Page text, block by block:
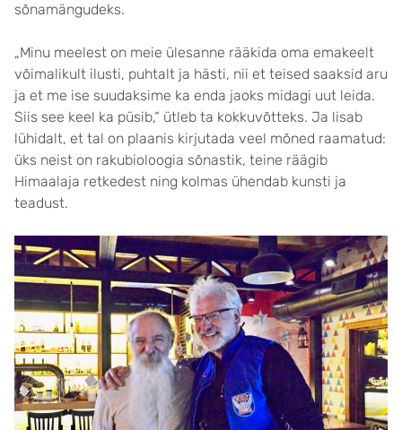
sõnamängudeks.
„Minu meelest on meie ülesanne rääkida oma emakeelt
võimalikult ilusti, puhtalt ja hästi, nii et teised saaksid aru
ja et me ise suudaksime ka enda jaoks midagi uut leida.
Siis see keel ka püsib,“ ütleb ta kokkuvõtteks. Ja lisab
lühidalt, et tal on plaanis kirjutada veel mõned raamatud:
üks neist on rakubioloogia sõnastik, teine räägib
Himaalaja retkedest ning kolmas ühendab kunsti ja
teadust.